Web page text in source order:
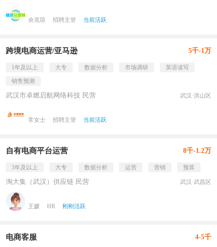
佘克琼 招聘主管 当前活跃
跨境电商运营/亚马逊 5千-1万
1年及以上 大专 数据分析 市场调研
英语读写
销售预测
武汉市卓燃启航网络科技 民营 武汉·洪山区
常女士 招聘主管 当前活跃
自有电商平台运营 8千-1.2万
3年及以上 大专 数据分析 运营 营销 预算
淘大集（武汉）供应链 民营 武汉·武昌区
王媛 HR 刚刚活跃
电商客服 4-5千